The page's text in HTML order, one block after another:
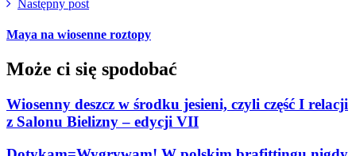
Następny post
Maya na wiosenne roztopy
Może ci się spodobać
Wiosenny deszcz w środku jesieni, czyli część I relacji
z Salonu Bielizny – edycji VII